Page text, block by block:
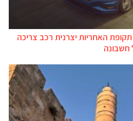
האחריות יצרנית רכב צריכה
חשבונה